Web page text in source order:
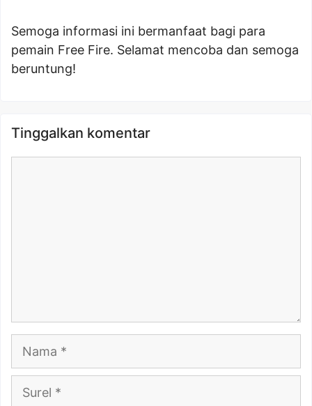
Semoga informasi ini bermanfaat bagi para
pemain Free Fire. Selamat mencoba dan semoga
beruntung!
Tinggalkan komentar
Surel